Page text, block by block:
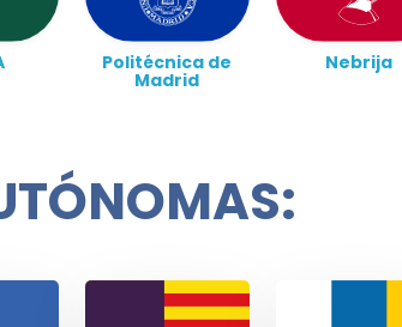
Politécnica de
Madrid
Nebrija